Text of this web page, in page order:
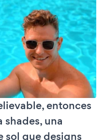
entonces
una
sol que designs